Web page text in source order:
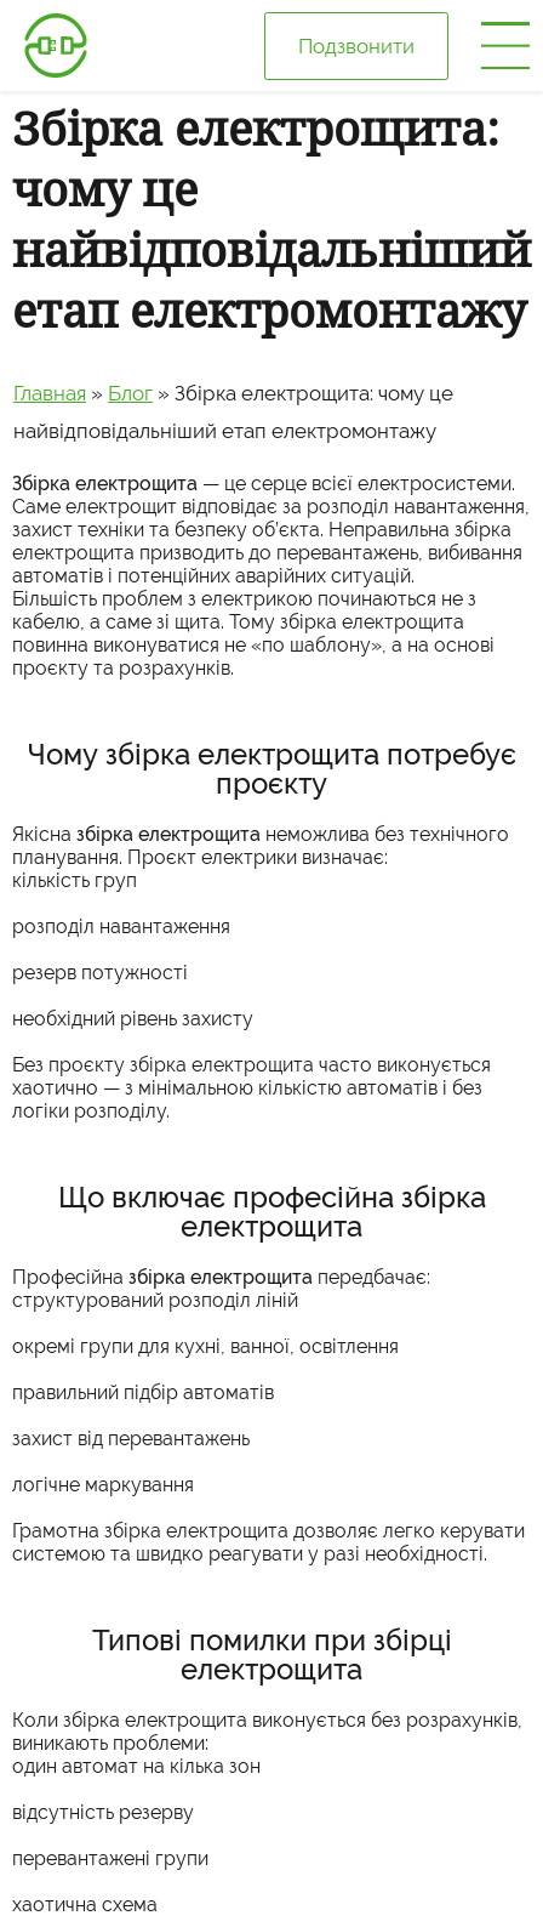
Подзвонити
Головна
Відгуки
Блог
Збірка електрощита:
чому це
найвідповідальніший
етап електромонтажу
Главная » Блог »Збірка електрощита: чому це
найвідповідальніший етап електромонтажу
Збірка електрощита — це серце всієї електросистеми.
Саме електрощит відповідає за розподіл навантаження,
захист техніки та безпеку об’єкта. Неправильна збірка
електрощита призводить до перевантажень, вибивання
автоматів і потенційних аварійних ситуацій.
Більшість проблем з електрикою починаються не з
кабелю, а саме зі щита. Тому збірка електрощита
повинна виконуватися не «по шаблону», а на основі
проєкту та розрахунків.
Чому збірка електрощита потребує
проєкту
Якісна збірка електрощита неможлива без технічного
планування. Проєкт електрики визначає:
кількість груп
розподіл навантаження
резерв потужності
необхідний рівень захисту
Без проєкту збірка електрощита часто виконується
хаотично — з мінімальною кількістю автоматів і без
логіки розподілу.
Що включає професійна збірка
електрощита
Професійна збірка електрощита передбачає:
структурований розподіл ліній
окремі групи для кухні, ванної, освітлення
правильний підбір автоматів
захист від перевантажень
логічне маркування
Грамотна збірка електрощита дозволяє легко керувати
системою та швидко реагувати у разі необхідності.
Типові помилки при збірці
електрощита
Коли збірка електрощита виконується без розрахунків,
виникають проблеми:
один автомат на кілька зон
відсутність резерву
перевантажені групи
хаотична схема